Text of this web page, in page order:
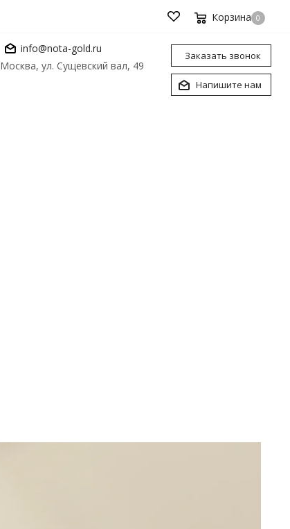
Корзина 0
info@nota-gold.ru
Москва, ул. Сущевский вал, 49
Заказать звонок
Напишите нам